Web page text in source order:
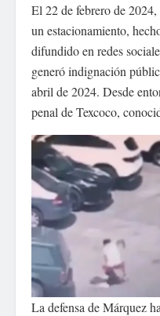
El 22 de febrero de
un estacionamiento,
difundido en redes
generó indignación
abril de 2024. Desde
penal de Texcoco,
La defensa de Márquez